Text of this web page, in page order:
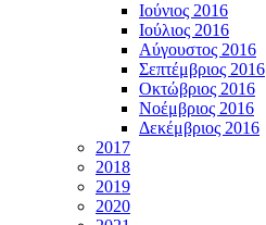
Ιούνιος 2016
Ιούλιος 2016
Αύγουστος 2016
Σεπτέμβριος 2016
Οκτώβριος 2016
Νοέμβριος 2016
Δεκέμβριος 2016
2017
2018
2019
2020